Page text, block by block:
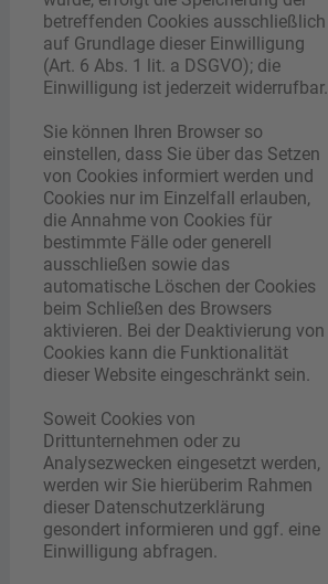
betreffenden Cookies ausschließlich
auf Grundlage dieser Einwilligung
(Art. 6 Abs. 1 lit. a DSGVO); die
Einwilligung ist jederzeit widerrufbar.
Sie können Ihren Browser so
einstellen, dass Sie über das Setzen
von Cookies informiert werden und
Cookies nur im Einzelfall erlauben,
die Annahme von Cookies für
bestimmte Fälle oder generell
ausschließen sowie das
automatische Löschen der Cookies
beim Schließen des Browsers
aktivieren. Bei der Deaktivierung von
Cookies kann die Funktionalität
dieser Website eingeschränkt sein.
Soweit Cookies von
Drittunternehmen oder zu
Analysezwecken eingesetzt werden,
werden wir Sie hierüberim Rahmen
dieser Datenschutzerklärung
gesondert informieren und ggf. eine
Einwilligung abfragen.